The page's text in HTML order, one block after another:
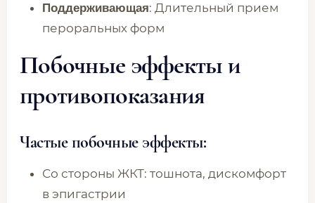
Поддерживающая: Длительный прием
пероральных форм
Побочные эффекты и
противопоказания
Частые побочные эффекты:
Со стороны ЖКТ: тошнота, дискомфорт
в эпигастрии